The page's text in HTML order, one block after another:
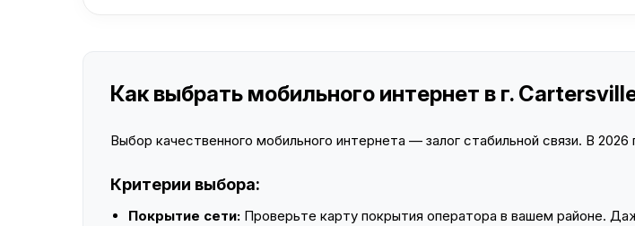
Как выбрать мобильного интернет в г.
Выбор качественного мобильного интернета — залог стабильной связи. В 2026
Критерии выбора:
Покрытие сети: Проверьте карту покрытия оператора в вашем районе.